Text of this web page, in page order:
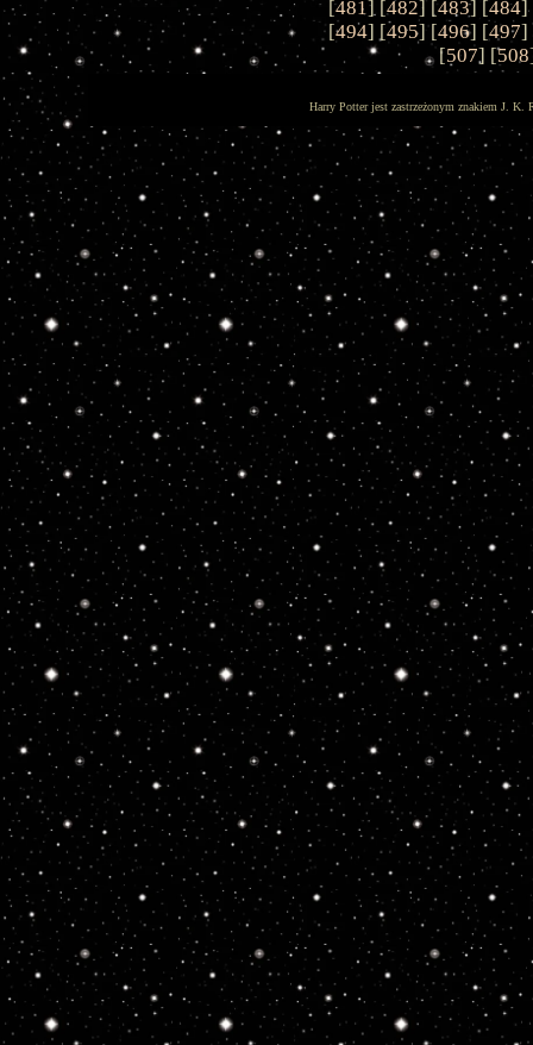
[481] [482] [483] [484]
[494] [495] [496] [497]
[507] [508
Harry Potter jest zastrzeżonym znakiem J. K.